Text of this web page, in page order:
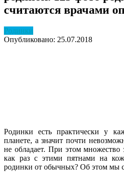
считаются врачами
Родинки
Опубликовано: 25.07.2018
Родинки есть практически у
планете, а значит почти
не обладает. При этом множество
как раз с этими пятнами на
родинки от обычных? Об этом мы